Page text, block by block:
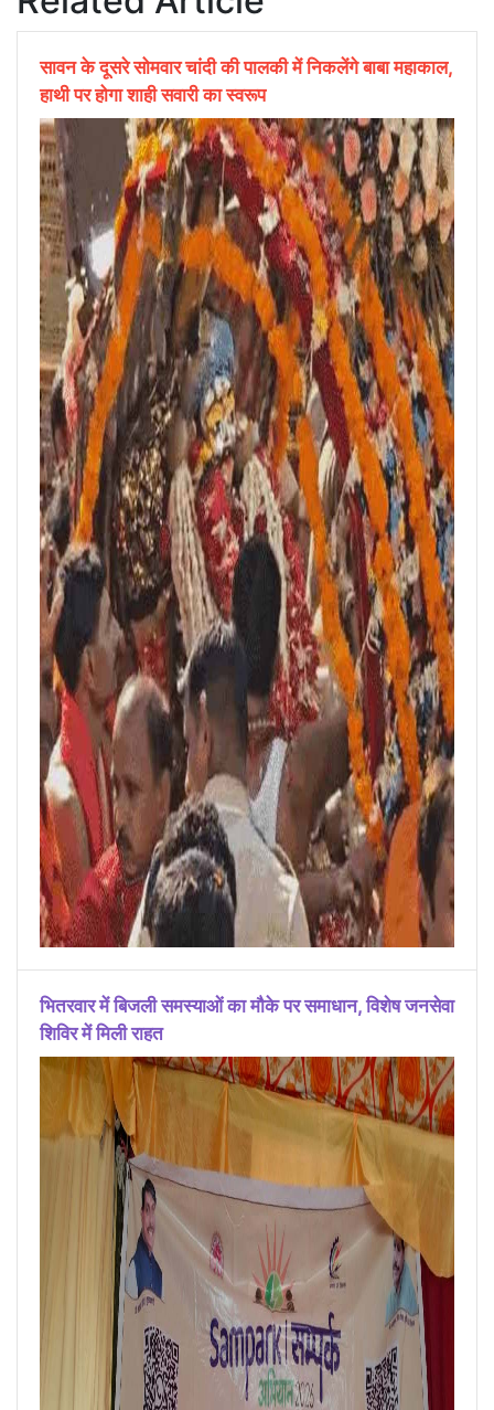
सावन के दूसरे सोमवार चांदी की पालकी में निकलेंगे बाबा महाकाल,
हाथी पर होगा शाही सवारी का स्वरूप
भितरवार में बिजली समस्याओं का मौके पर समाधान, विशेष जनसेवा
शिविर में मिली राहत